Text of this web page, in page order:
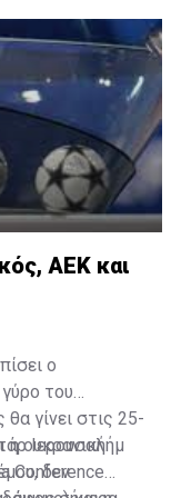
στην κύρια
ΑΕΚ και
ο
του
γίνει στις 25-
η ουκρανική
δεν
Ιερουσαλήμ
Conference